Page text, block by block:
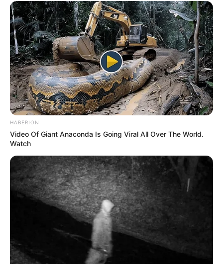
HABERION
Video Of Giant Anaconda Is Going Viral All Over The World.
Watch